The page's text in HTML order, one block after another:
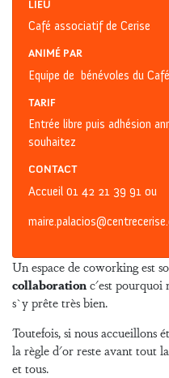
LIEU
Café associatif de Cerise
ANIMÉ PAR
Equipe de bénévoles du Café
TARIF
Entrée libre puis adhésion
souhaitez
CONTACT
Accueil 01 42 21 39 91 ou
Un espace de coworking est
collaborationc'est pourquoi
s`y prête très bien.
Toutefois, si nous accueillons
la règle d'or reste avant tout
et tous.